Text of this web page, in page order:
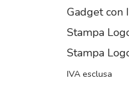
Gadget con
Stampa
Stampa
IVA esclusa